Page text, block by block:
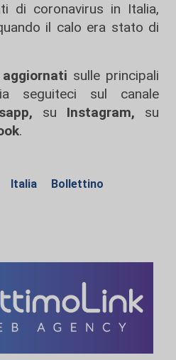
di coronavirus in Italia,
il calo era stato di
sulle principali
seguiteci sul canale
su Instagram, su
.
Italia Bollettino